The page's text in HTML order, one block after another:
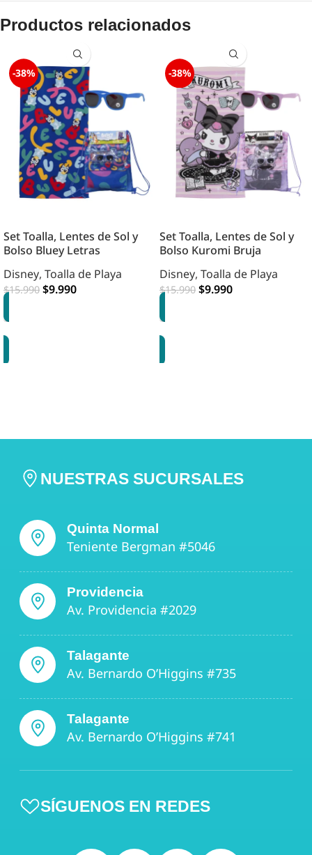
Productos relacionados
-38%
Set Toalla, Lentes de Sol y
Bolso Bluey Letras
Disney, Toalla de Playa
$15.990 $9.990
-38%
Set Toalla, Lentes de Sol y
Bolso Kuromi Bruja
Disney, Toalla de Playa
$15.990 $9.990
NUESTRAS SUCURSALES
Quinta Normal
Teniente Bergman #5046
Providencia
Av. Providencia #2029
Talagante
Av. Bernardo O’Higgins #735
Talagante
Av. Bernardo O’Higgins #741
SÍGUENOS EN REDES